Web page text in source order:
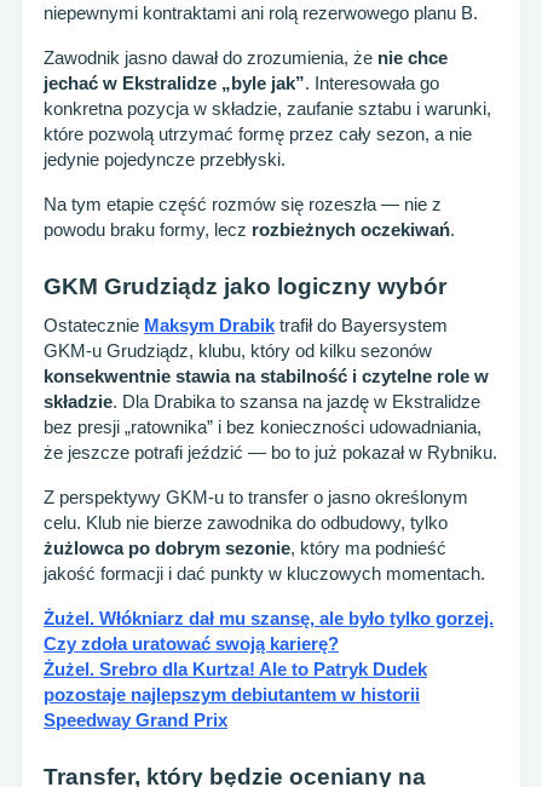
niepewnymi kontraktami ani rolą rezerwowego planu B.
Zawodnik jasno dawał do zrozumienia, że nie chce
jechać w Ekstralidze „byle jak”. Interesowała go
konkretna pozycja w składzie, zaufanie sztabu i warunki,
które pozwolą utrzymać formę przez cały sezon, a nie
jedynie pojedyncze przebłyski.
Na tym etapie część rozmów się rozeszła — nie z
powodu braku formy, lecz rozbieżnych oczekiwań.
GKM Grudziądz jako logiczny wybór
Ostatecznie Maksym Drabik trafił do Bayersystem
GKM-u Grudziądz, klubu, który od kilku sezonów
konsekwentnie stawia na stabilność i czytelne role w
składzie. Dla Drabika to szansa na jazdę w Ekstralidze
bez presji „ratownika” i bez konieczności udowadniania,
że jeszcze potrafi jeździć — bo to już pokazał w Rybniku.
Z perspektywy GKM-u to transfer o jasno określonym
celu. Klub nie bierze zawodnika do odbudowy, tylko
żużlowca po dobrym sezonie, który ma podnieść
jakość formacji i dać punkty w kluczowych momentach.
Żużel. Włókniarz dał mu szansę, ale było tylko gorzej.
Czy zdoła uratować swoją karierę?
Żużel. Srebro dla Kurtza! Ale to Patryk Dudek
pozostaje najlepszym debiutantem w historii
Speedway Grand Prix
Transfer, który będzie oceniany na